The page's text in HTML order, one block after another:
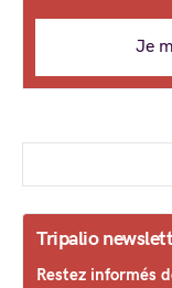
Je
Tripalio
Restez informés